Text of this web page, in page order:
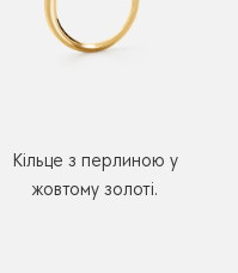
Кільце з перлиною у
жовтому золоті.